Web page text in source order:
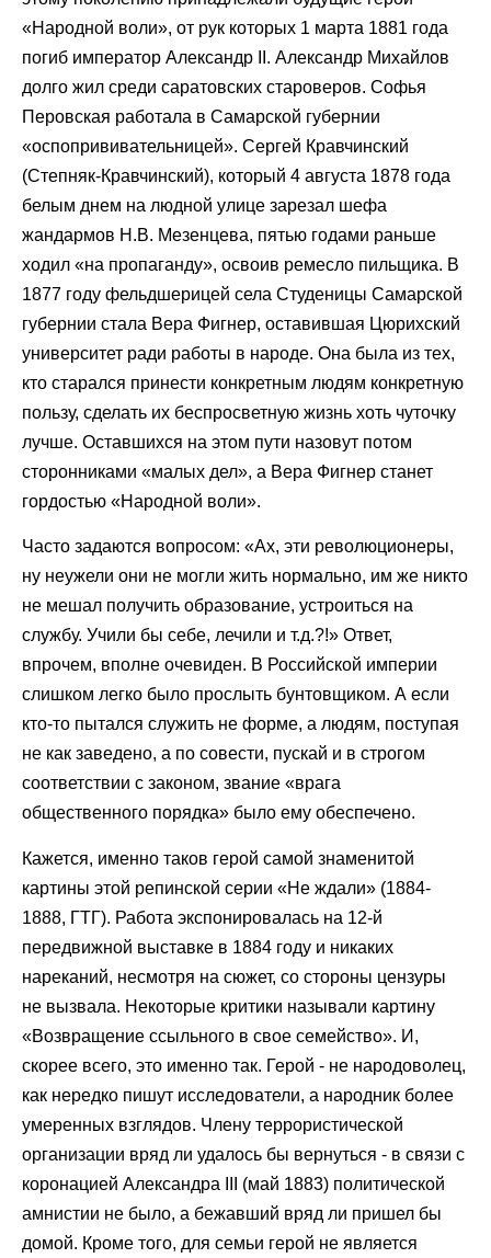
«Народной воли», от рук которых 1 марта 1881 года
погиб император Александр II. Александр Михайлов
долго жил среди саратовских староверов. Софья
Перовская работала в Самарской губернии
«оспопрививательницей». Сергей Кравчинский
(Степняк-Кравчинский), который 4 августа 1878 года
белым днем на людной улице зарезал шефа
жандармов Н.В. Мезенцева, пятью годами раньше
ходил «на пропаганду», освоив ремесло пильщика. В
1877 году фельдшерицей села Студеницы Самарской
губернии стала Вера Фигнер, оставившая Цюрихский
университет ради работы в народе. Она была из тех,
кто старался принести конкретным людям конкретную
пользу, сделать их беспросветную жизнь хоть чуточку
лучше. Оставшихся на этом пути назовут потом
сторонниками «малых дел», а Вера Фигнер станет
гордостью «Народной воли».
Часто задаются вопросом: «Ах, эти революционеры,
ну неужели они не могли жить нормально, им же никто
не мешал получить образование, устроиться на
службу. Учили бы себе, лечили и т.д.?!» Ответ,
впрочем, вполне очевиден. В Российской империи
слишком легко было прослыть бунтовщиком. А если
кто-то пытался служить не форме, а людям, поступая
не как заведено, а по совести, пускай и в строгом
соответствии с законом, звание «врага
общественного порядка» было ему обеспечено.
Кажется, именно таков герой самой знаменитой
картины этой репинской серии «Не ждали» (1884-
1888, ГТГ). Работа экспонировалась на 12-й
передвижной выставке в 1884 году и никаких
нареканий, несмотря на сюжет, со стороны цензуры
не вызвала. Некоторые критики называли картину
«Возвращение ссыльного в свое семейство». И,
скорее всего, это именно так. Герой - не народоволец,
как нередко пишут исследователи, а народник более
умеренных взглядов. Члену террористической
организации вряд ли удалось бы вернуться - в связи с
коронацией Александра III (май 1883) политической
амнистии не было, а бежавший вряд ли пришел бы
домой. Кроме того, для семьи герой не является